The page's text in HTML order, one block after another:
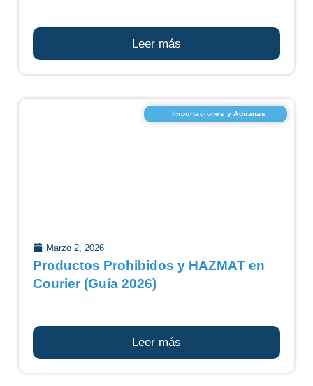
Leer más
Importaciones y Aduanas
Marzo 2, 2026
Productos Prohibidos y HAZMAT en
Courier (Guía 2026)
Leer más